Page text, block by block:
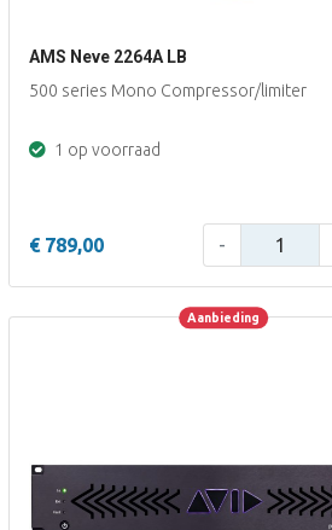
AMS Neve 2264A LB
500 series Mono Compressor/limiter
1 op voorraad
€ 789,00 -
Aanbieding Aanbieding